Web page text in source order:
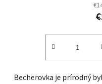
Becherovka je prírodný